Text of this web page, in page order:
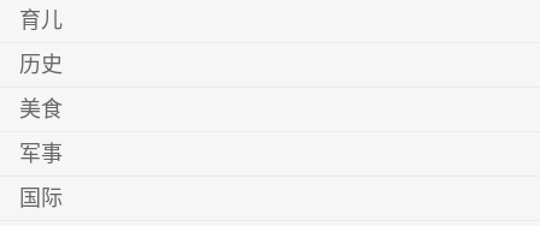
育儿
历史
美食
军事
国际